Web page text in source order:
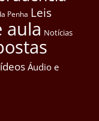
Penha Leis
aula Notícias
Áudio e